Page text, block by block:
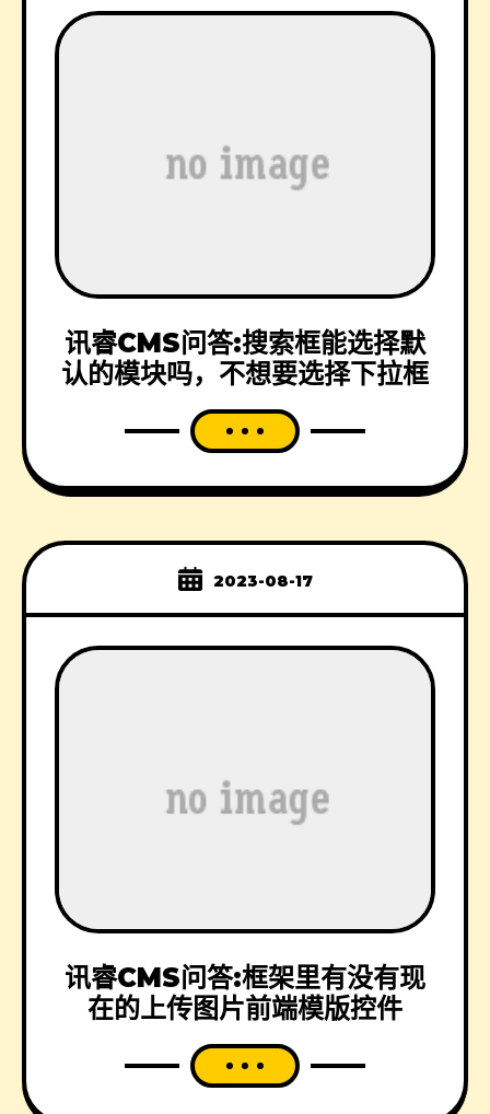
讯睿CMS问答:搜索框能选择默
认的模块吗，不想要选择下拉框
2023-08-17
讯睿CMS问答:框架里有没有现
在的上传图片前端模版控件